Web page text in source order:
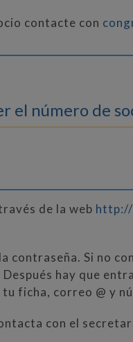
contacte con
el número de
de la web
Si no
hay que
ficha, correo @ y
con el